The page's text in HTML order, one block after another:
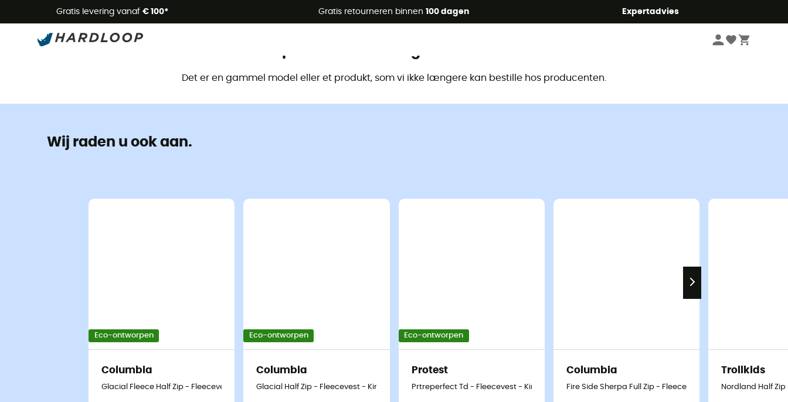
Gratis levering vanaf € 100* Gratis retourneren binnen 100 dagen Expertadvies
Zomeraanbiedingen 🔥 -5% EXTRA vanaf 2 producten* met code Summer5
Det er en gammel model eller et produkt, som vi ikke længere kan bestille hos producenten.
Wij raden u ook aan.
Eco-ontworpen
Columbia
Glacial Fleece Half Zip - Fleecevest - Kinderen
Eco-ontworpen
Columbia
Glacial Half Zip - Fleecevest - Kinderen
Eco-ontworpen
Protest
Prtreperfect Td - Fleecevest - Kinderen
Columbia
Fire Side Sherpa Full Zip - Fleecevest - Kinderen
Trollkids
Nordland Half